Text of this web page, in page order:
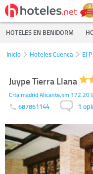
HOTELES EN BENIDORM
Inicio Hoteles Cuenca El
Juype Tierra Llana
Crta.madrid Alicante,km 172.20
687861144 1